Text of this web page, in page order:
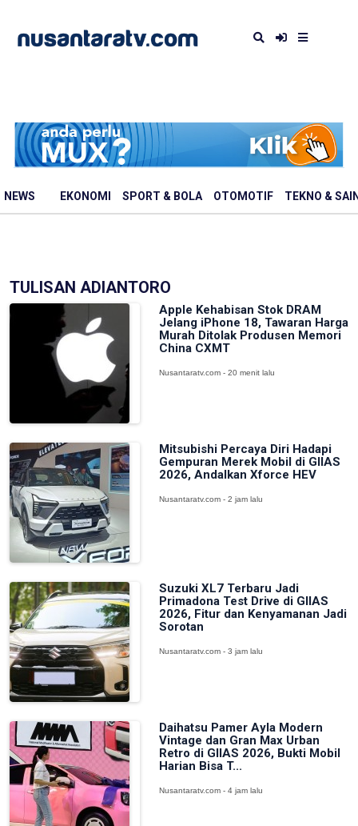
NEWS EKONOMI SPORT & BOLA OTOMOTIF TEKNO &
TULISAN ADIANTORO
Apple Kehabisan Stok DRAM
Jelang iPhone 18, Tawaran Harga
Murah Ditolak Produsen Memori
China CXMT
Nusantaratv.com - 20 menit lalu
Mitsubishi Percaya Diri Hadapi
Gempuran Merek Mobil di GIIAS
2026, Andalkan Xforce HEV
Nusantaratv.com - 2 jam lalu
Suzuki XL7 Terbaru Jadi
Primadona Test Drive di GIIAS
2026, Fitur dan Kenyamanan Jadi
Sorotan
Nusantaratv.com - 3 jam lalu
Daihatsu Pamer Ayla Modern
Vintage dan Gran Max Urban
Retro di GIIAS 2026, Bukti Mobil
Harian Bisa T...
Nusantaratv.com - 4 jam lalu